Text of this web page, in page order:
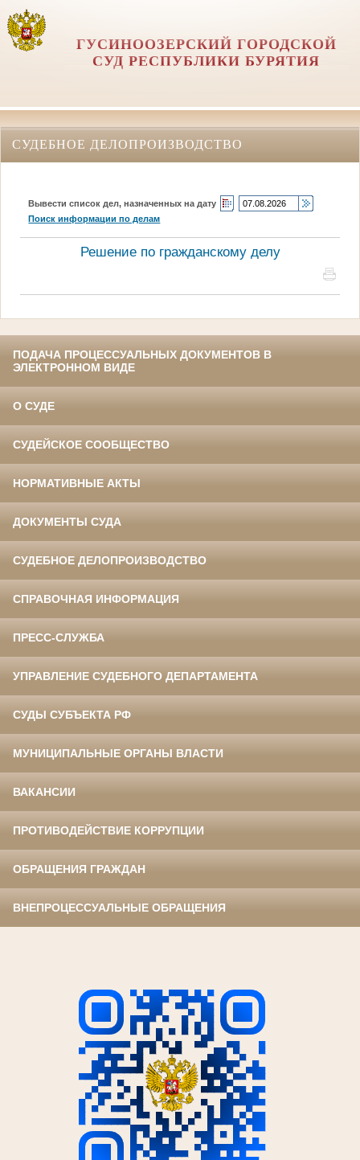
ГУСИНООЗЕРСКИЙ ГОРОДСКОЙ
СУД РЕСПУБЛИКИ БУРЯТИЯ
СУДЕБНОЕ ДЕЛОПРОИЗВОДСТВО
Вывести список дел, назначенных на дату
Поиск информации по делам
Решение по гражданскому делу
ПОДАЧА ПРОЦЕССУАЛЬНЫХ ДОКУМЕНТОВ В
ЭЛЕКТРОННОМ ВИДЕ
О СУДЕ
СУДЕЙСКОЕ СООБЩЕСТВО
НОРМАТИВНЫЕ АКТЫ
ДОКУМЕНТЫ СУДА
СУДЕБНОЕ ДЕЛОПРОИЗВОДСТВО
СПРАВОЧНАЯ ИНФОРМАЦИЯ
ПРЕСС-СЛУЖБА
УПРАВЛЕНИЕ СУДЕБНОГО ДЕПАРТАМЕНТА
СУДЫ СУБЪЕКТА РФ
МУНИЦИПАЛЬНЫЕ ОРГАНЫ ВЛАСТИ
ВАКАНСИИ
ПРОТИВОДЕЙСТВИЕ КОРРУПЦИИ
ОБРАЩЕНИЯ ГРАЖДАН
ВНЕПРОЦЕССУАЛЬНЫЕ ОБРАЩЕНИЯ